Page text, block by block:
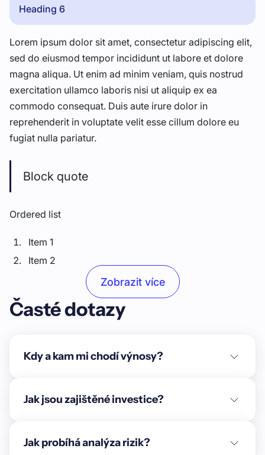
Heading 6
Lorem ipsum dolor sit amet, consectetur adipiscing elit,
sed do eiusmod tempor incididunt ut labore et dolore
magna aliqua. Ut enim ad minim veniam, quis nostrud
exercitation ullamco laboris nisi ut aliquip ex ea
commodo consequat. Duis aute irure dolor in
reprehenderit in voluptate velit esse cillum dolore eu
fugiat nulla pariatur.
Block quote
Ordered list
Item 1
Item 2
Unordered list
Item B
Text link
Emphasis
Zobrazit více
Časté dotazy
Kdy a kam mi chodí výnosy?
Jak jsou zajištěné investice?
Jak probíhá analýza rizik?